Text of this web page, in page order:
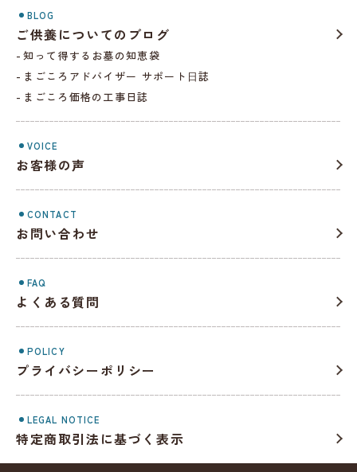
BLOG
ご供養についてのブログ
知って得するお墓の知恵袋
まごころアドバイザー サポート⽇誌
まごころ価格の工事日誌
VOICE
お客様の声
CONTACT
お問い合わせ
FAQ
よくある質問
POLICY
プライバシーポリシー
LEGAL NOTICE
特定商取引法に基づく表示